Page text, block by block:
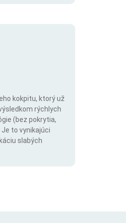
kokpitu, ktorý už
rýchlych
(bez pokrytia,
Je to vynikajúci
slabých